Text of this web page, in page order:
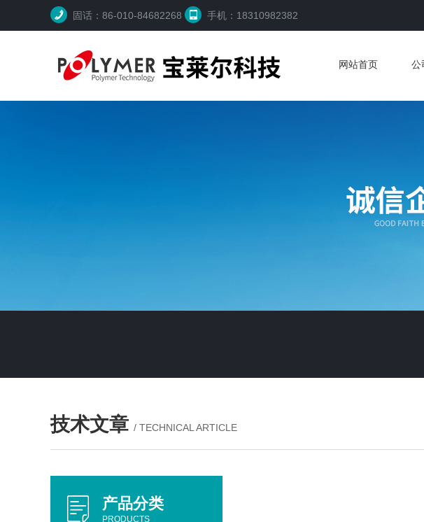
固话：86-010-84682268 手机：18310982382
网站首页 公
技术文章 / TECHNICAL ARTICLE
产品分类
PRODUCTS